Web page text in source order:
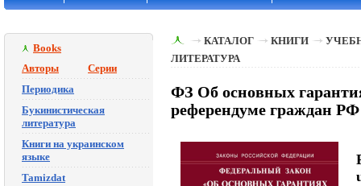
Books
Авторы
Серии
Периодика
Букинистическая
литература
Книги на украинском
языке
Tamizdat
КАТАЛОГ КНИГИ
ЛИТЕРАТУРА
ФЗ Об основных
референдуме граждан РФ